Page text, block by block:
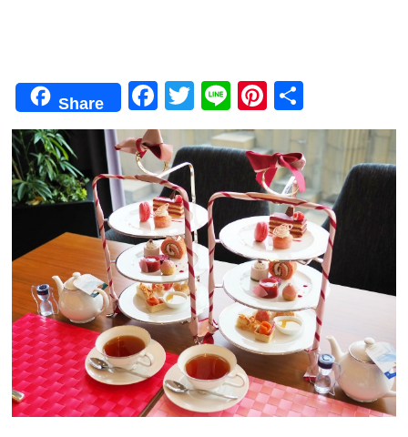
Share
F
a
c
e
b
o
o
k
T
wi
tt
er
Li
n
e
Pi
nt
er
e
st
有